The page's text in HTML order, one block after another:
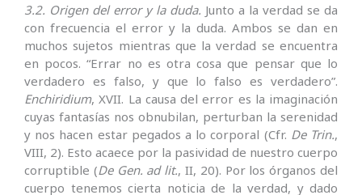
3.2. Origen del error y la duda. Junto a la verdad se da
con frecuencia el error y la duda. Ambos se dan en
muchos sujetos mientras que la verdad se encuentra
en pocos. “Errar no es otra cosa que pensar que lo
verdadero es falso, y que lo falso es verdadero”.
Enchiridium, XVII. La causa del error es la imaginación
cuyas fantasías nos obnubilan, perturban la serenidad
y nos hacen estar pegados a lo corporal (Cfr. De Trin.,
VIII, 2). Esto acaece por la pasividad de nuestro cuerpo
corruptible (De Gen. ad lit., II, 20). Por los órganos del
cuerpo tenemos cierta noticia de la verdad, y dado